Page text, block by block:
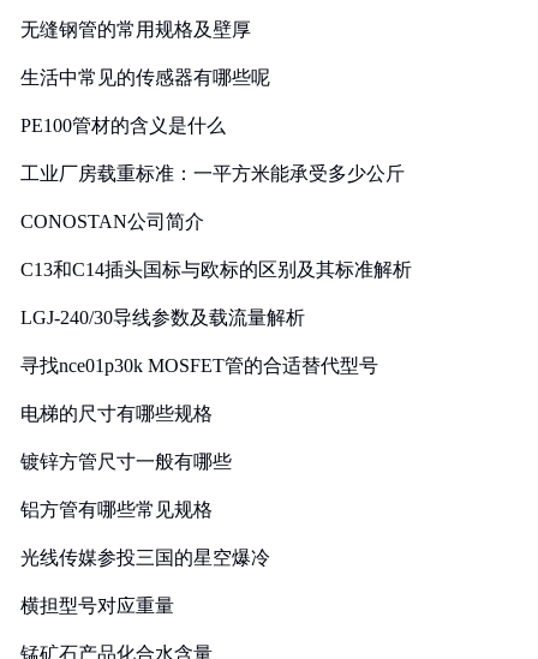
无缝钢管的常用规格及壁厚
生活中常见的传感器有哪些呢
PE100管材的含义是什么
工业厂房载重标准：一平方米能承受多少公斤
CONOSTAN公司简介
C13和C14插头国标与欧标的区别及其标准解析
LGJ-240/30导线参数及载流量解析
寻找nce01p30k MOSFET管的合适替代型号
电梯的尺寸有哪些规格
镀锌方管尺寸一般有哪些
铝方管有哪些常见规格
光线传媒参投三国的星空爆冷
横担型号对应重量
锰矿石产品化合水含量